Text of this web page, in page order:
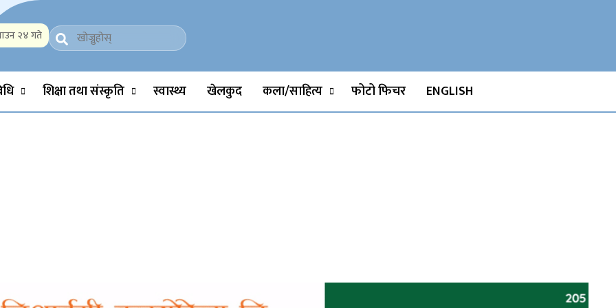
Science, Technology, Social, Media, Sports, Youth, Model Watch, Movies
२४ गते
शिक्षा तथा संस्कृति स्वास्थ्य खेलकुद कला/साहित्य फोटो फिचर ENGLISH